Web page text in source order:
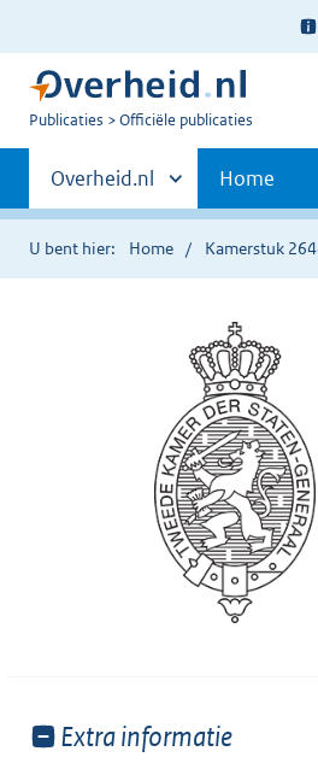
Ter
U
Publicaties Officiële publicaties
Primaire
navigatie
Andere
sites
binnen
Overheid.nl Home
U bent hier: Home Kamerstuk
Toon
Extra informatie